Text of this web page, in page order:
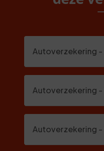
Autoverzekering -
Autoverzekering -
Autoverzekering -